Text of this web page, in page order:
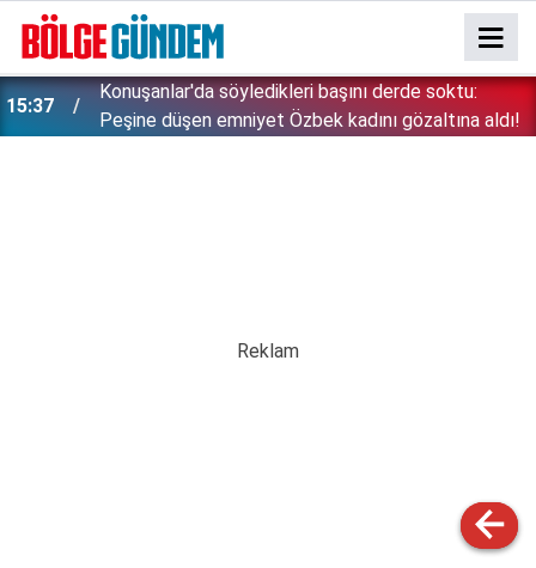
15:37
Konuşanlar'da söyledikleri başını derde soktu:
Peşine düşen emniyet Özbek kadını gözaltına aldı!